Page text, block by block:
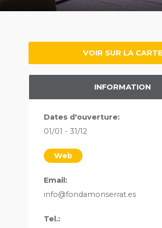
VOIR SUR LA CARTE
INFORMATION
Dates d'ouverture:
01/01 - 31/12
Web
Email:
info@fondamonserrat.es
Tel.: